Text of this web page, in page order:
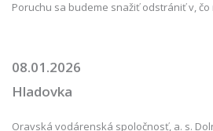
Poruchu sa budeme snažiť odstrániť v, čo
08.01.2026
Hladovka
Oravská vodárenská spoločnosť, a. s.